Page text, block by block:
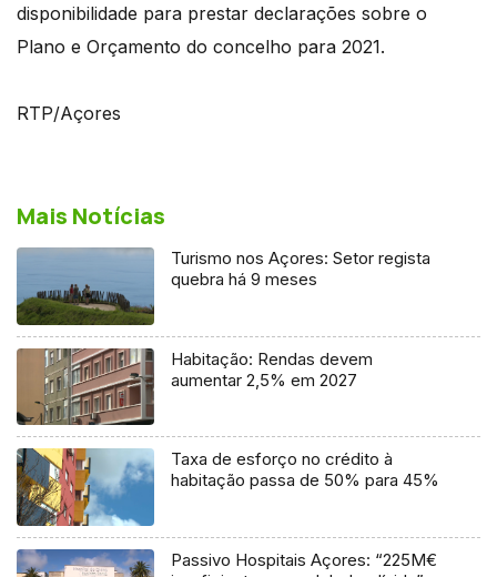
disponibilidade para prestar declarações sobre o
Plano e Orçamento do concelho para 2021.
RTP/Açores
Mais Notícias
Turismo nos Açores: Setor regista
quebra há 9 meses
Habitação: Rendas devem
aumentar 2,5% em 2027
Taxa de esforço no crédito à
habitação passa de 50% para 45%
Passivo Hospitais Açores: “225M€